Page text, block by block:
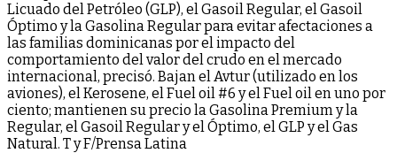
Licuado del Petróleo (GLP), el Gasoil Regular, el Gasoil
Óptimo y la Gasolina Regular para evitar afectaciones a
las familias dominicanas por el impacto del
comportamiento del valor del crudo en el mercado
internacional, precisó. Bajan el Avtur (utilizado en los
aviones), el Kerosene, el Fuel oil #6 y el Fuel oil en uno por
ciento; mantienen su precio la Gasolina Premium y la
Regular, el Gasoil Regular y el Óptimo, el GLP y el Gas
Natural. T y F/Prensa Latina